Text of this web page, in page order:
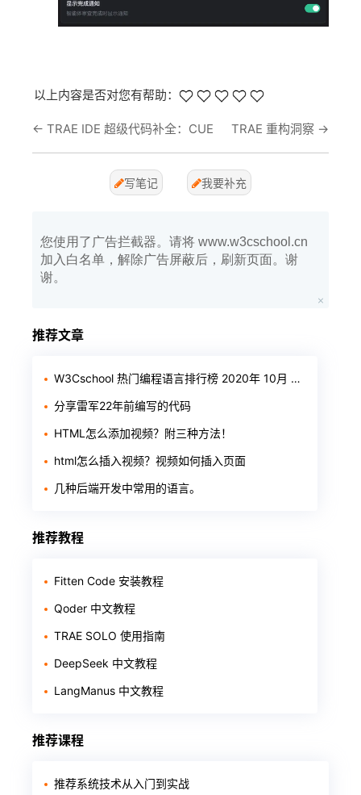
以上内容是否对您有帮助：
← TRAE IDE 超级代码补全：CUE TRAE 重构洞察 →
写笔记 我要补充
您使用了广告拦截器。请将 www.w3cschool.cn
加入白名单，解除广告屏蔽后，刷新页面。谢
谢。
推荐文章
W3Cschool 热门编程语言排行榜 2020年 10月 TOP10
分享雷军22年前编写的代码
HTML怎么添加视频？附三种方法！
html怎么插入视频？视频如何插入页面
几种后端开发中常用的语言。
推荐教程
Fitten Code 安装教程
Qoder 中文教程
TRAE SOLO 使用指南
DeepSeek 中文教程
LangManus 中文教程
推荐课程
推荐系统技术从入门到实战